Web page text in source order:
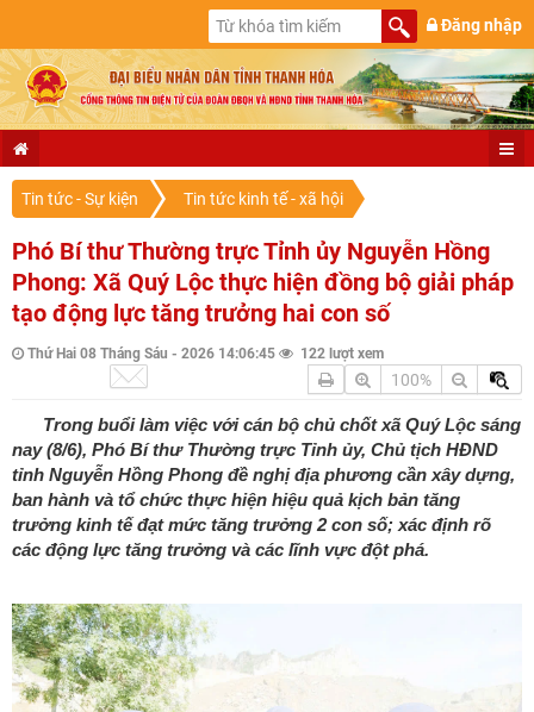
Đăng nhập
Tin tức - Sự kiện Tin tức kinh tế - xã hội
Phó Bí thư Thường trực Tỉnh ủy Nguyễn Hồng
Phong: Xã Quý Lộc thực hiện đồng bộ giải pháp
tạo động lực tăng trưởng hai con số
Thứ Hai 08 Tháng Sáu - 2026 14:06:45 122 lượt xem
100%
Trong buổi làm việc với cán bộ chủ chốt xã Quý Lộc sáng
nay (8/6), Phó Bí thư Thường trực Tỉnh ủy, Chủ tịch HĐND
tỉnh Nguyễn Hồng Phong đề nghị địa phương cần xây dựng,
ban hành và tổ chức thực hiện hiệu quả kịch bản tăng
trưởng kinh tế đạt mức tăng trưởng 2 con số; xác định rõ
các động lực tăng trưởng và các lĩnh vực đột phá.